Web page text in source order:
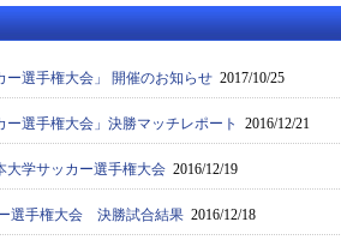
ー選手権大会」 開催のお知らせ 2017/10/25
ー選手権大会」決勝マッチレポート 2016/12/21
大学サッカー選手権大会 2016/12/19
選手権大会 決勝試合結果 2016/12/18